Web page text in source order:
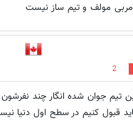
مولف و تیم ساز نیست
2
جوان شده انگار چند نفرشون
قبول کنیم در سطح اول دنیا